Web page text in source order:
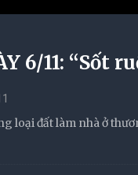
6/11: “Sốt
loại đất làm nhà ở